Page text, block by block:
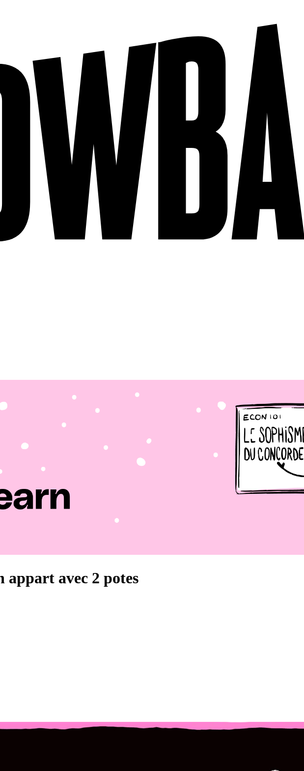
appart avec 2 potes